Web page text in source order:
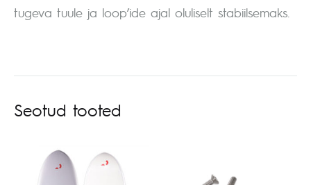
tugeva tuule ja loop’ide ajal oluliselt stabiilsemaks.
Seotud tooted